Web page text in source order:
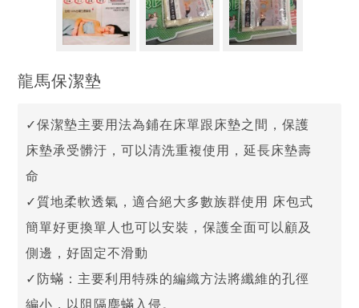
龍馬保潔墊
✓保潔墊主要用法為鋪在床單跟床墊之間，保護
床墊承受髒汙，可以清洗重複使用，延長床墊壽
命
✓質地柔軟透氣，適合絕大多數族群使用 床包式
簡單好更換單人也可以安裝，保護全面可以顧及
側邊，好固定不滑動
✓防蟎：主要利用特殊的編織方法將纖維的孔徑
編小，以阻隔塵蟎入侵。